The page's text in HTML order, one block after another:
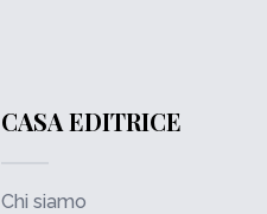
CASA EDITRICE
Chi siamo